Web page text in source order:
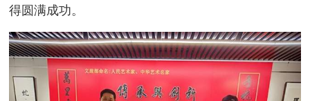
得圆满成功。